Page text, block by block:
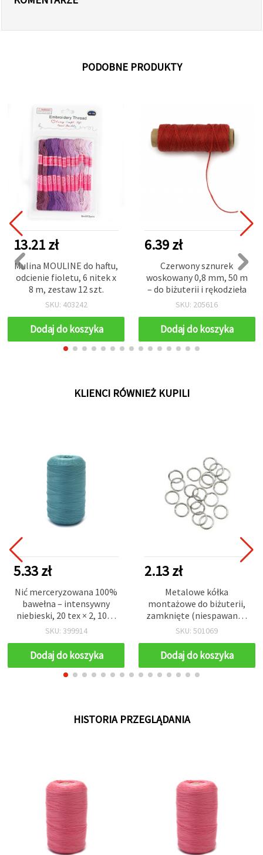
PODOBNE PRODUKTY
13.21 zł
Mulina MOULINE do haftu,
odcienie fioletu, 6 nitek x
8 m, zestaw 12 szt.
SKU: 403242
Dodaj do koszyka
6.39 zł
Czerwony sznurek
woskowany 0,8 mm, 50 m
– do biżuterii i rękodzieła
SKU: 205616
Dodaj do koszyka
KLIENCI RÓWNIEŻ KUPILI
5.33 zł
Nić merceryzowana 100%
bawełna – intensywny
niebieski, 20 tex × 2, 1000
m – gładka i wytrzymała,
SKU: 399914
Dodaj do koszyka
2.13 zł
Metalowe kółka
montażowe do biżuterii,
zamknięte (niespawane),
kolor srebrny 7x0,7 mm –
SKU: 501069
Dodaj do koszyka
HISTORIA PRZEGLĄDANIA